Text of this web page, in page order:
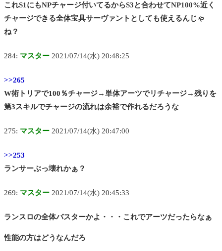
これS1にもNPチャージ付いてるからS3と合わせてNP100%近く
チャージできる全体宝具サーヴァントとしても使えるんじゃ
ね？
284: マスター 2021/07/14(水) 20:48:25
>>265
W術トリアで100％チャージ→単体アーツでリチャージ→残りを
第3スキルでチャージの流れは余裕で作れるだろうな
275: マスター 2021/07/14(水) 20:47:00
>>253
ランサーぶっ壊れかぁ？
269: マスター 2021/07/14(水) 20:45:33
ランスロの全体バスターかよ・・・これでアーツだったらなぁ
性能の方はどうなんだろ